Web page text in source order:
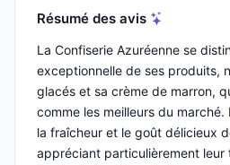
Résumé des avis
La Confiserie Azuréenne se
exceptionnelle de ses produits,
glacés et sa crème de marron,
comme les meilleurs du
la fraîcheur et le goût délicieux
appréciant particulièrement